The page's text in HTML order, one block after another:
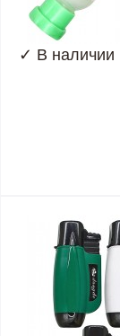
✓ В наличии